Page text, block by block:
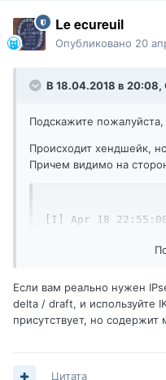
Le ecureuil
Опубликовано 20
В 18.04.2018 в 20:08,
Подскажите
Происходит хендшейк,
Причем видимо на
[I] Apr 18
[I] Apr 18
2.6.22.15, mips)
[I] Apr 18
secrets
Если вам реально нужен
delta / draft, и используйте
присутствует, но содержит
Цитата